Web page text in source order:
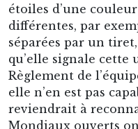
étoiles d’une
différentes, par
séparées par un
qu’elle signale cette
Règlement de
elle n’en est pas
reviendrait à
Mondiaux ouverts